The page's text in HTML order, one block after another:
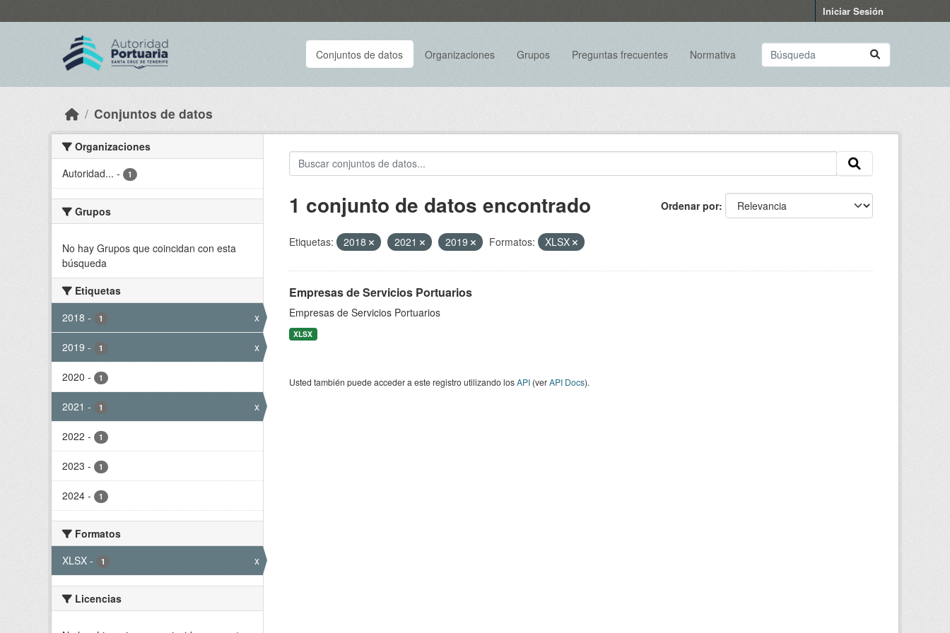
Iniciar Sesión
Conjuntos de datos Organizaciones Grupos Preguntas frecuentes Normativa
Conjuntos de datos
Organizaciones
Autoridad... - 1
Grupos
No hay Grupos que coincidan con esta
búsqueda
Etiquetas
2018 - 1 x
2019 - 1 x
2020 - 1
2021 - 1 x
2022 - 1
2023 - 1
2024 - 1
Formatos
XLSX - 1 x
Licencias
Ordenar por
1 conjunto de datos encontrado
Etiquetas: 2018 2021 2019 Formatos: XLSX
Empresas de Servicios Portuarios
Empresas de Servicios Portuarios
XLSX
Usted también puede acceder a este registro utilizando losAPI(verAPI Docs).